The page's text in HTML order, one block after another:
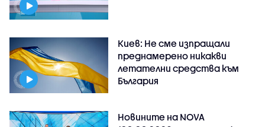
Киев: Не сме изпращали
преднамерено никакви
летателни средства към
България
Новините на NOVA